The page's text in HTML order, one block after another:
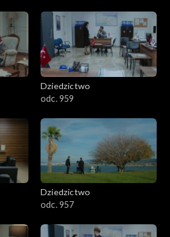
Dziedzictwo
odc. 959
Dziedzictwo
odc. 957